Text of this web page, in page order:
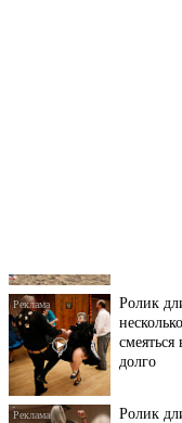
смеяться
долго
секунд,